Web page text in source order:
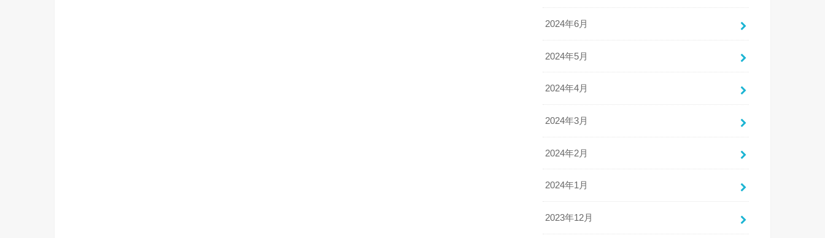
2024年6月
2024年5月
2024年4月
2024年3月
2024年2月
2024年1月
2023年12月